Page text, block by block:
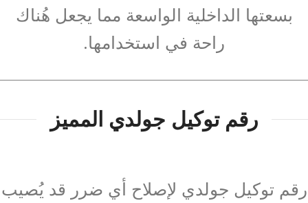
بسعتها الداخلية الواسعة مما يجعل هُناك
راحة في استخدامها.
رقم توكيل جولدي المميز
رقم توكيل جولدي لإصلاح أي ضرر قد يُصيب